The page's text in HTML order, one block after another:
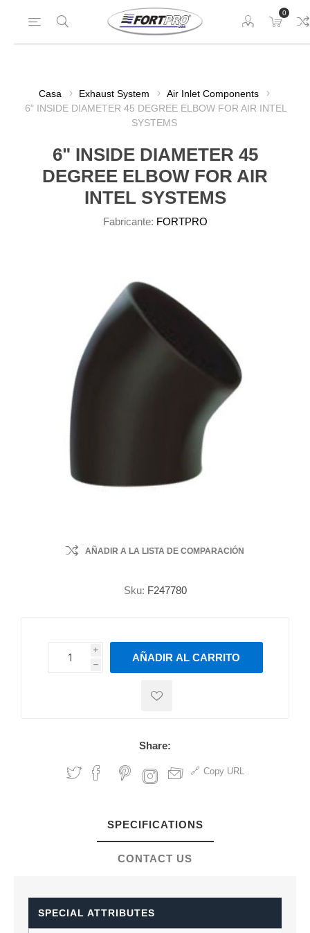
0
Casa Exhaust System
Air Inlet Components
6" INSIDE DIAMETER 45 DEGREE ELBOW FOR AIR INTEL
SYSTEMS
6" INSIDE DIAMETER 45
DEGREE ELBOW FOR AIR
INTEL SYSTEMS
Fabricante: FORTPRO
AÑADIR A LA LISTA DE COMPARACIÓN
Sku: F247780
i
h
h
AÑADIR AL CARRITO
Share:
Copy URL
SPECIFICATIONS
CONTACT US
SPECIAL ATTRIBUTES